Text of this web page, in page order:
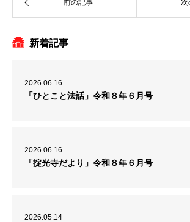
新着記事
2026.06.16
「ひとこと法話」令和８年６月号
2026.06.16
「掟光寺だより」令和８年６月号
2026.05.14